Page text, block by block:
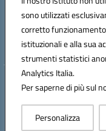
sono utilizzati
corretto
istituzionali e alla sua
strumenti statistici
Analytics Italia.
Per saperne di più sul
Personalizza
Codice meccanografico:
Codice Indice delle
Codice unico di fatturazione
Hosting &
Concept